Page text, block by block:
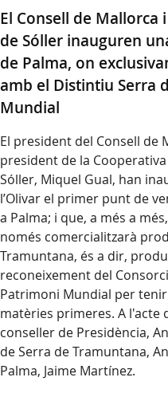
El Consell de Mallorca
de Sóller inauguren
de Palma, on
amb el Distintiu Serra
Mundial
El president del Consell de
president de la
Sóller, Miquel Gual, han
l’Olivar el primer punt de
a Palma; i que, a més a
només comercialitzarà
Tramuntana, és a dir,
reconeixement del
Patrimoni Mundial per
matèries primeres. A l'acte
conseller de Presidència,
de Serra de Tramuntana,
Palma, Jaime Martínez.